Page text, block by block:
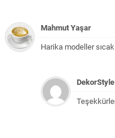
Mahmut Yaşar
Harika modeller
DekorStyle